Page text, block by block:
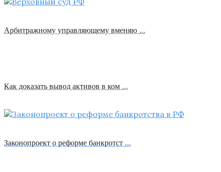
Арбитражному управляющему вменяю …
Как доказать вывод активов в ком …
Законопроект о реформе банкротст …